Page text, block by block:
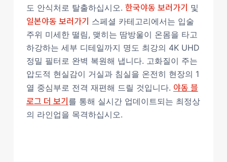
도 안식처로 탈출하십시오. 한국야동 보러가기 및
일본야동 보러가기 스페셜 카테고리에서는 입술
주위 미세한 떨림, 맺히는 땀방울이 온몸을 타고
하강하는 세부 디테일까지 명도 최강의 4K UHD
정밀 필터로 완벽 복원해 냅니다. 고화질이 주는
압도적 현실감이 거실과 침실을 온전히 현장의 1
열 중심부로 전격 재편해 드릴 것입니다. 야동 블
로그 더 보기를 통해 실시간 업데이트되는 최정상
의 라인업을 목격하십시오.